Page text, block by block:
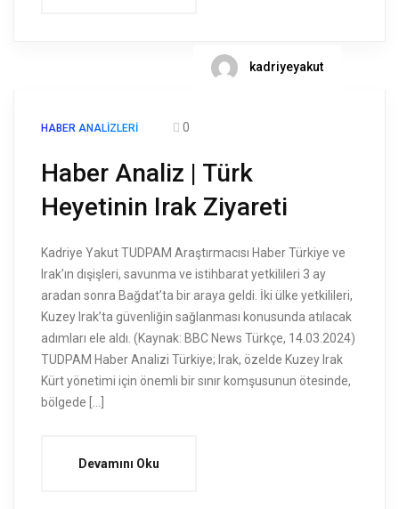
kadriyeyakut
HABER ANALIZLERI 0
Haber Analiz | Türk
Heyetinin Irak Ziyareti
Kadriye Yakut TUDPAM Araştırmacısı Haber Türkiye ve
Irak’ın dışişleri, savunma ve istihbarat yetkilileri 3 ay
aradan sonra Bağdat’ta bir araya geldi. İki ülke yetkilileri,
Kuzey Irak’ta güvenliğin sağlanması konusunda atılacak
adımları ele aldı. (Kaynak: BBC News Türkçe, 14.03.2024)
TUDPAM Haber Analizi Türkiye; Irak, özelde Kuzey Irak
Kürt yönetimi için önemli bir sınır komşusunun ötesinde,
bölgede […]
Devamını Oku